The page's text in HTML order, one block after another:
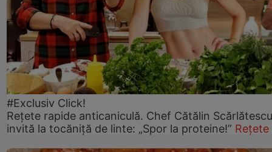
#Exclusiv Click!
Rețete rapide anticaniculă. Chef Cătălin
invită la tocăniță de linte: „Spor la proteine!” Rețete